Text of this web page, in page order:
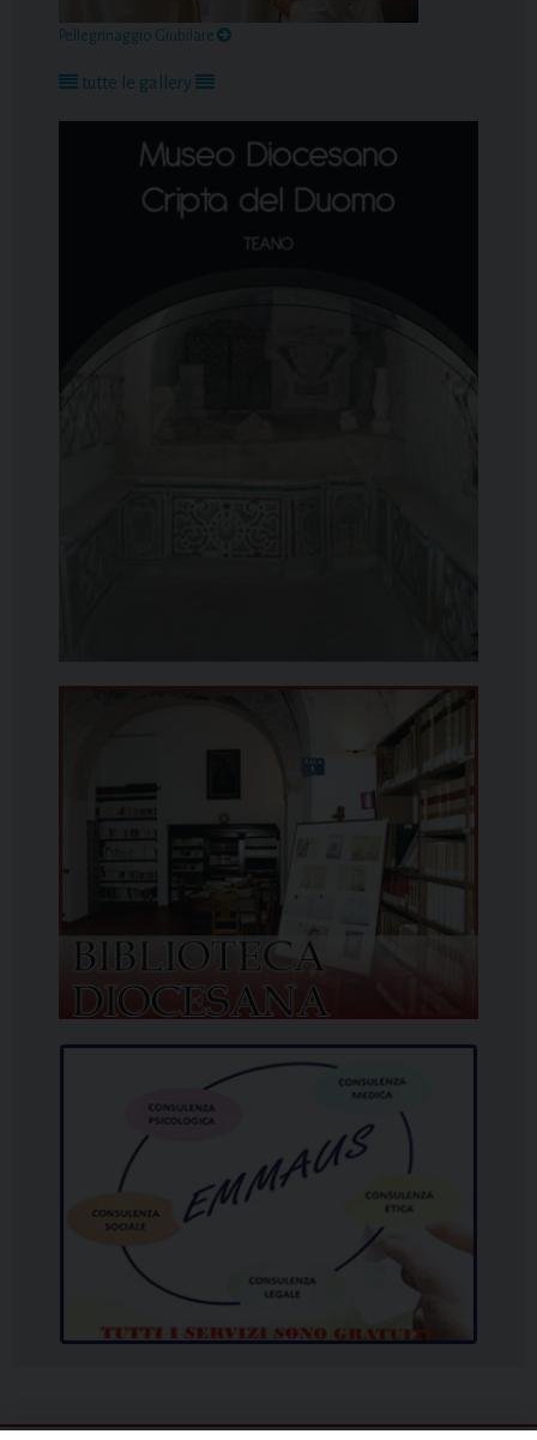
Pellegrinaggio Giubilare
tutte le gallery